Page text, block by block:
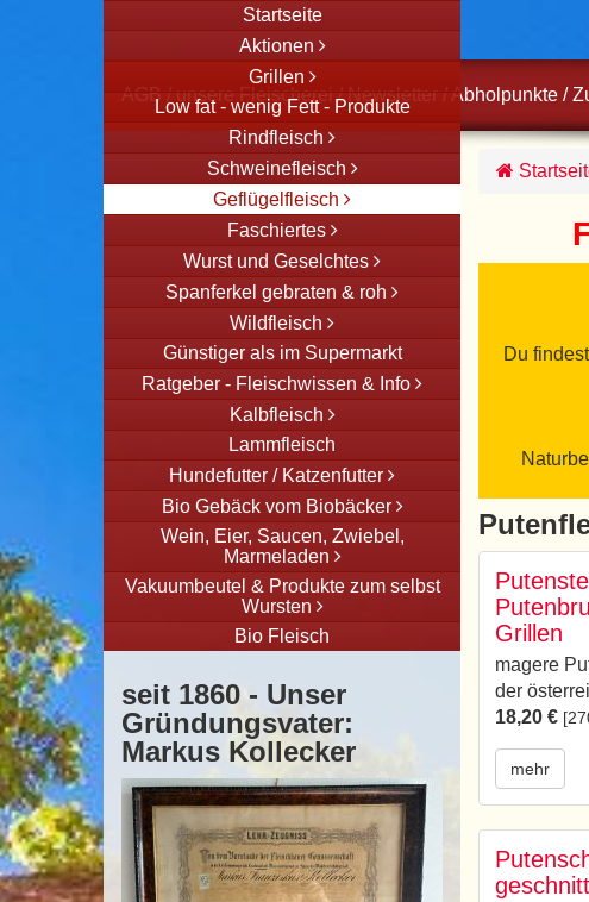
AGB / unsere Fleischerei / Newsletter /Abholpunkte /
Startseite
Aktionen
Grillen
Low fat - wenig Fett - Produkte
Rindfleisch
Schweinefleisch
Geflügelfleisch
Faschiertes
Wurst und Geselchtes
Spanferkel gebraten & roh
Wildfleisch
Günstiger als im Supermarkt
Ratgeber - Fleischwissen & Info
Kalbfleisch
Lammfleisch
Hundefutter / Katzenfutter
Bio Gebäck vom Biobäcker
Wein, Eier, Saucen, Zwiebel,
Marmeladen
Vakuumbeutel & Produkte zum selbst
Wursten
Bio Fleisch
seit 1860 - Unser
Gründungsvater:
Markus Kollecker
Du
Grillen
magere
der
18,20 €
mehr